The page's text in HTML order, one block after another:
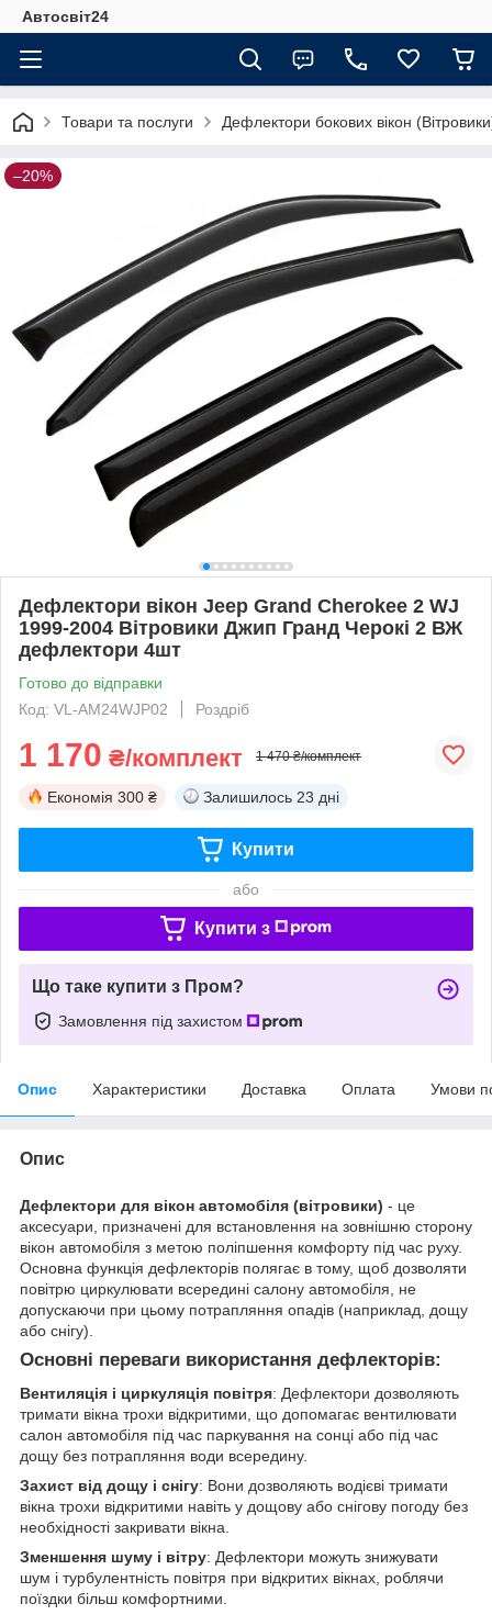
Автосвіт24
Товари та послуги Дефлектори бокових вікон
–20%
Дефлектори вікон Jeep Grand Cherokee 2 WJ
1999-2004 Вітровики Джип Гранд Черокі 2 ВЖ
дефлектори 4шт
Готово до відправки
Код: VL-AM24WJP02
Роздріб
1 170 ₴/комплект 1 470 ₴/комплект
Економія 300 ₴ Залишилось 23 дні
Купити
або
Купити з
Що таке купити з Пром?
Замовлення під захистом
Опис Характеристики Доставка Оплата Умови
Опис
Дефлектори для вікон автомобіля (вітровики) - це
аксесуари, призначені для встановлення на зовнішню сторону
вікон автомобіля з метою поліпшення комфорту під час руху.
Основна функція дефлекторів полягає в тому, щоб дозволяти
повітрю циркулювати всередині салону автомобіля, не
допускаючи при цьому потрапляння опадів (наприклад, дощу
або снігу).
Основні переваги використання дефлекторів:
Вентиляція і циркуляція повітря: Дефлектори дозволяють
тримати вікна трохи відкритими, що допомагає вентилювати
салон автомобіля під час паркування на сонці або під час
дощу без потрапляння води всередину.
Захист від дощу і снігу: Вони дозволяють водієві тримати
вікна трохи відкритими навіть у дощову або снігову погоду без
необхідності закривати вікна.
Зменшення шуму і вітру: Дефлектори можуть знижувати
шум і турбулентність повітря при відкритих вікнах, роблячи
поїздки більш комфортними.